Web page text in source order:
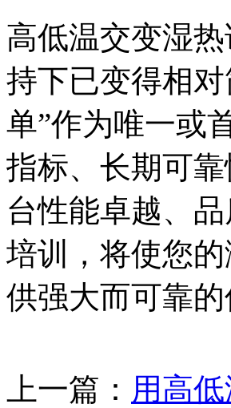
高低温交变湿
持下已变得相
单”作为唯一或
指标、长期可
台性能卓越、
培训，将使您
供强大而可靠的
上一篇： 用高